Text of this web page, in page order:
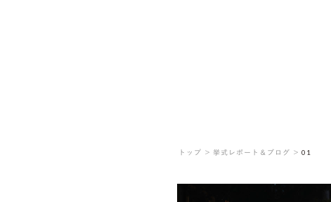
トップ ＞ 挙式レポート＆ブログ ＞ 01